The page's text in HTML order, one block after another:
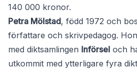
140 000 kronor.
Petra Mölstad, född 1972 och
författare och skrivpedagog.
med diktsamlingen Införsel och
utkommit med ytterligare fyra